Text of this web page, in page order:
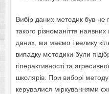
Вибір даних методик був
такого різноманіття
даних, ми маємо і велику
випадку методики були
гіперактивності та
школярів. При виборі методу
керувалися міркуваннями